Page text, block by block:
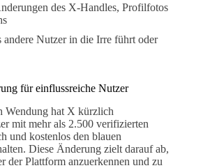
des X-Handles, Profilfotos
andere Nutzer in die Irre führt oder
für einflussreiche Nutzer
Wendung hat X kürzlich
mit mehr als 2.500 verifizierten
und kostenlos den blauen
Diese Änderung zielt darauf ab,
der Plattform anzuerkennen und zu